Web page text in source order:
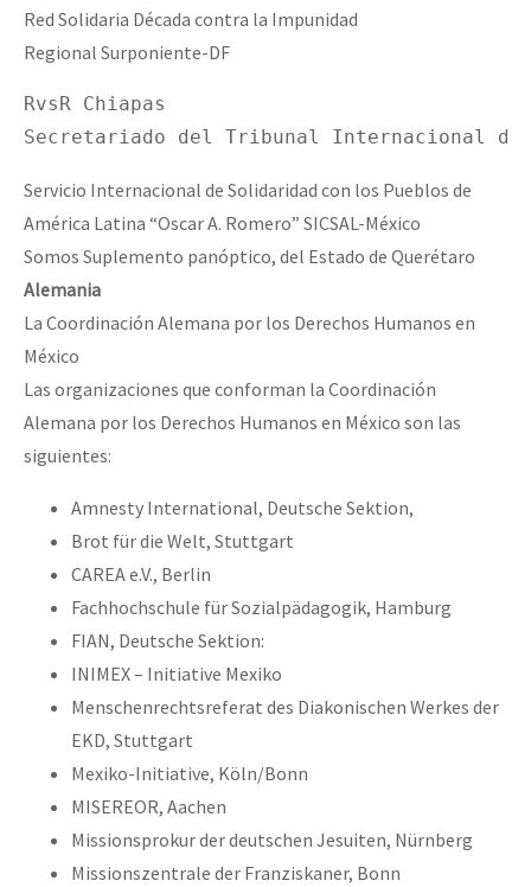
Red Solidaria Década contra la Impunidad
Regional Surponiente-DF
RvsR Chiapas
Secretariado del Tribunal Internacional de
Servicio Internacional de Solidaridad con los Pueblos de
América Latina “Oscar A. Romero” SICSAL-México
Somos Suplemento panóptico, del Estado de Querétaro
Alemania
La Coordinación Alemana por los Derechos Humanos en
México
Las organizaciones que conforman la Coordinación
Alemana por los Derechos Humanos en México son las
siguientes:
Amnesty International, Deutsche Sektion,
Brot für die Welt, Stuttgart
CAREA e.V., Berlin
Fachhochschule für Sozialpädagogik, Hamburg
FIAN, Deutsche Sektion:
INIMEX – Initiative Mexiko
Menschenrechtsreferat des Diakonischen Werkes der
EKD, Stuttgart
Mexiko-Initiative, Köln/Bonn
MISEREOR, Aachen
Missionsprokur der deutschen Jesuiten, Nürnberg
Missionszentrale der Franziskaner, Bonn